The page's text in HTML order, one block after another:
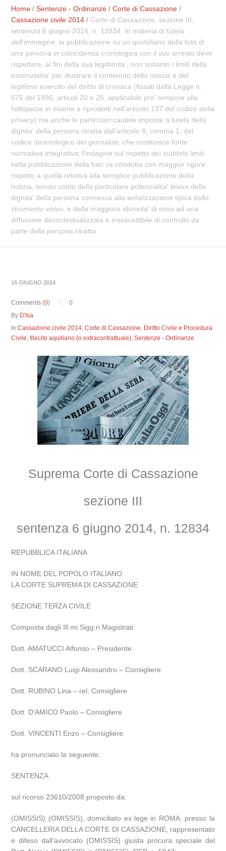
Home /Sentenze - Ordinanze /Corte di Cassazione /
Cassazione civile 2014 / Corte di Cassazione, sezione III,
sentenza 6 giugno 2014, n. 12834. In materia di tutela
dell'immagine, la pubblicazione su un quotidiano della foto di
una persona in coincidenza cronologica con il suo arresto deve
rispettare, ai fini della sua legittimita', non soltanto i limiti della
essenzialita' per illustrare il contenuto della notizia e del
legittimo esercito del diritto di cronaca (fissati dalla Legge n.
675 del 1996, articoli 20 e 25, applicabile pro' tempore alla
fattispecie in esame e riprodotti nell'articolo 137 del codice della
privacy) ma anche le particolari cautele imposte a tutela della
dignita' della persona ritratta dall'articolo 8, comma 1, del
codice deontologico dei giornalisti, che costituisce fonte
normativa integrativa; l'indagine sul rispetto dei suddetti limiti
nella pubblicazione della foto va condotta con maggior rigore
rispetto a quella relativa alla semplice pubblicazione della
notizia, tenuto conto della particolare potenzialita' lesiva della
dignita' della persona connessa alla enfatizzazione tipica dello
strumento visivo, e della maggiore idoneita' di esso ad una
diffusione decontestualizzata e insuscettibile di controllo da
parte della persona ritratta
16 GIUGNO 2014
Comments (0)
0
By D'Isa
InCassazione civile 2014,Corte di Cassazione, Diritto Civile e Procedura
Civile, Illecito aquiliano (o extracontrattuale),Sentenze - Ordinanze
Suprema Corte di Cassazione
sezione III
sentenza 6 giugno 2014, n. 12834
REPUBBLICA ITALIANA
IN NOME DEL POPOLO ITALIANO
LA CORTE SUPREMA DI CASSAZIONE
SEZIONE TERZA CIVILE
Composta dagli Ill.mi Sigg.ri Magistrati:
Dott. AMATUCCI Alfonso – Presidente
Dott. SCARANO Luigi Alessandro – Consigliere
Dott. RUBINO Lina – rel. Consigliere
Dott. D’AMICO Paolo – Consigliere
Dott. VINCENTI Enzo – Consigliere
ha pronunciato la seguente:
SENTENZA
sul ricorso 23610/2008 proposto da:
(OMISSIS) (OMISSIS), domiciliato ex lege in ROMA, presso la
CANCELLERIA DELLA CORTE DI CASSAZIONE, rappresentato
e difeso dall’avvocato (OMISSIS) giusta procura speciale del